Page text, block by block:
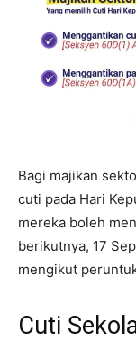
Bagi majikan
cuti pada Hari
mereka boleh
berikutnya, 17
mengikut
Cuti